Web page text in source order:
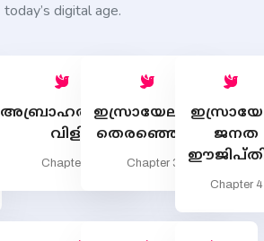
today’s digital age.
അബ്രാഹത്തിന്‍റെ
വിളി
Chapter 2
ഇസ്രായേലിന്‍റെ
തെരഞ്ഞെടുപ്പ്
Chapter 3
ജനത
Chapter 4